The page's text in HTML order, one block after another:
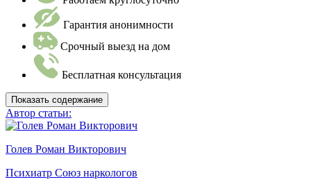
Гарантия анонимности
Срочный выезд на дом
Бесплатная консультация
Показать содержание
Автор статьи:
Голев Роман Викторович
Психиатр Союз наркологов